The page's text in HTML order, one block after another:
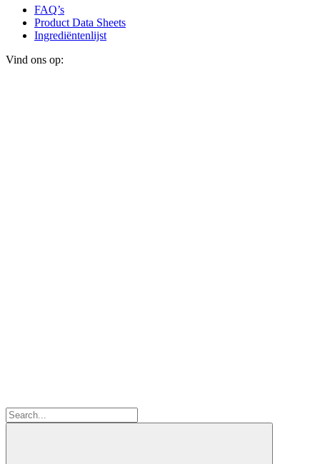
FAQ’s
Product Data Sheets
Ingrediëntenlijst
Vind ons op: